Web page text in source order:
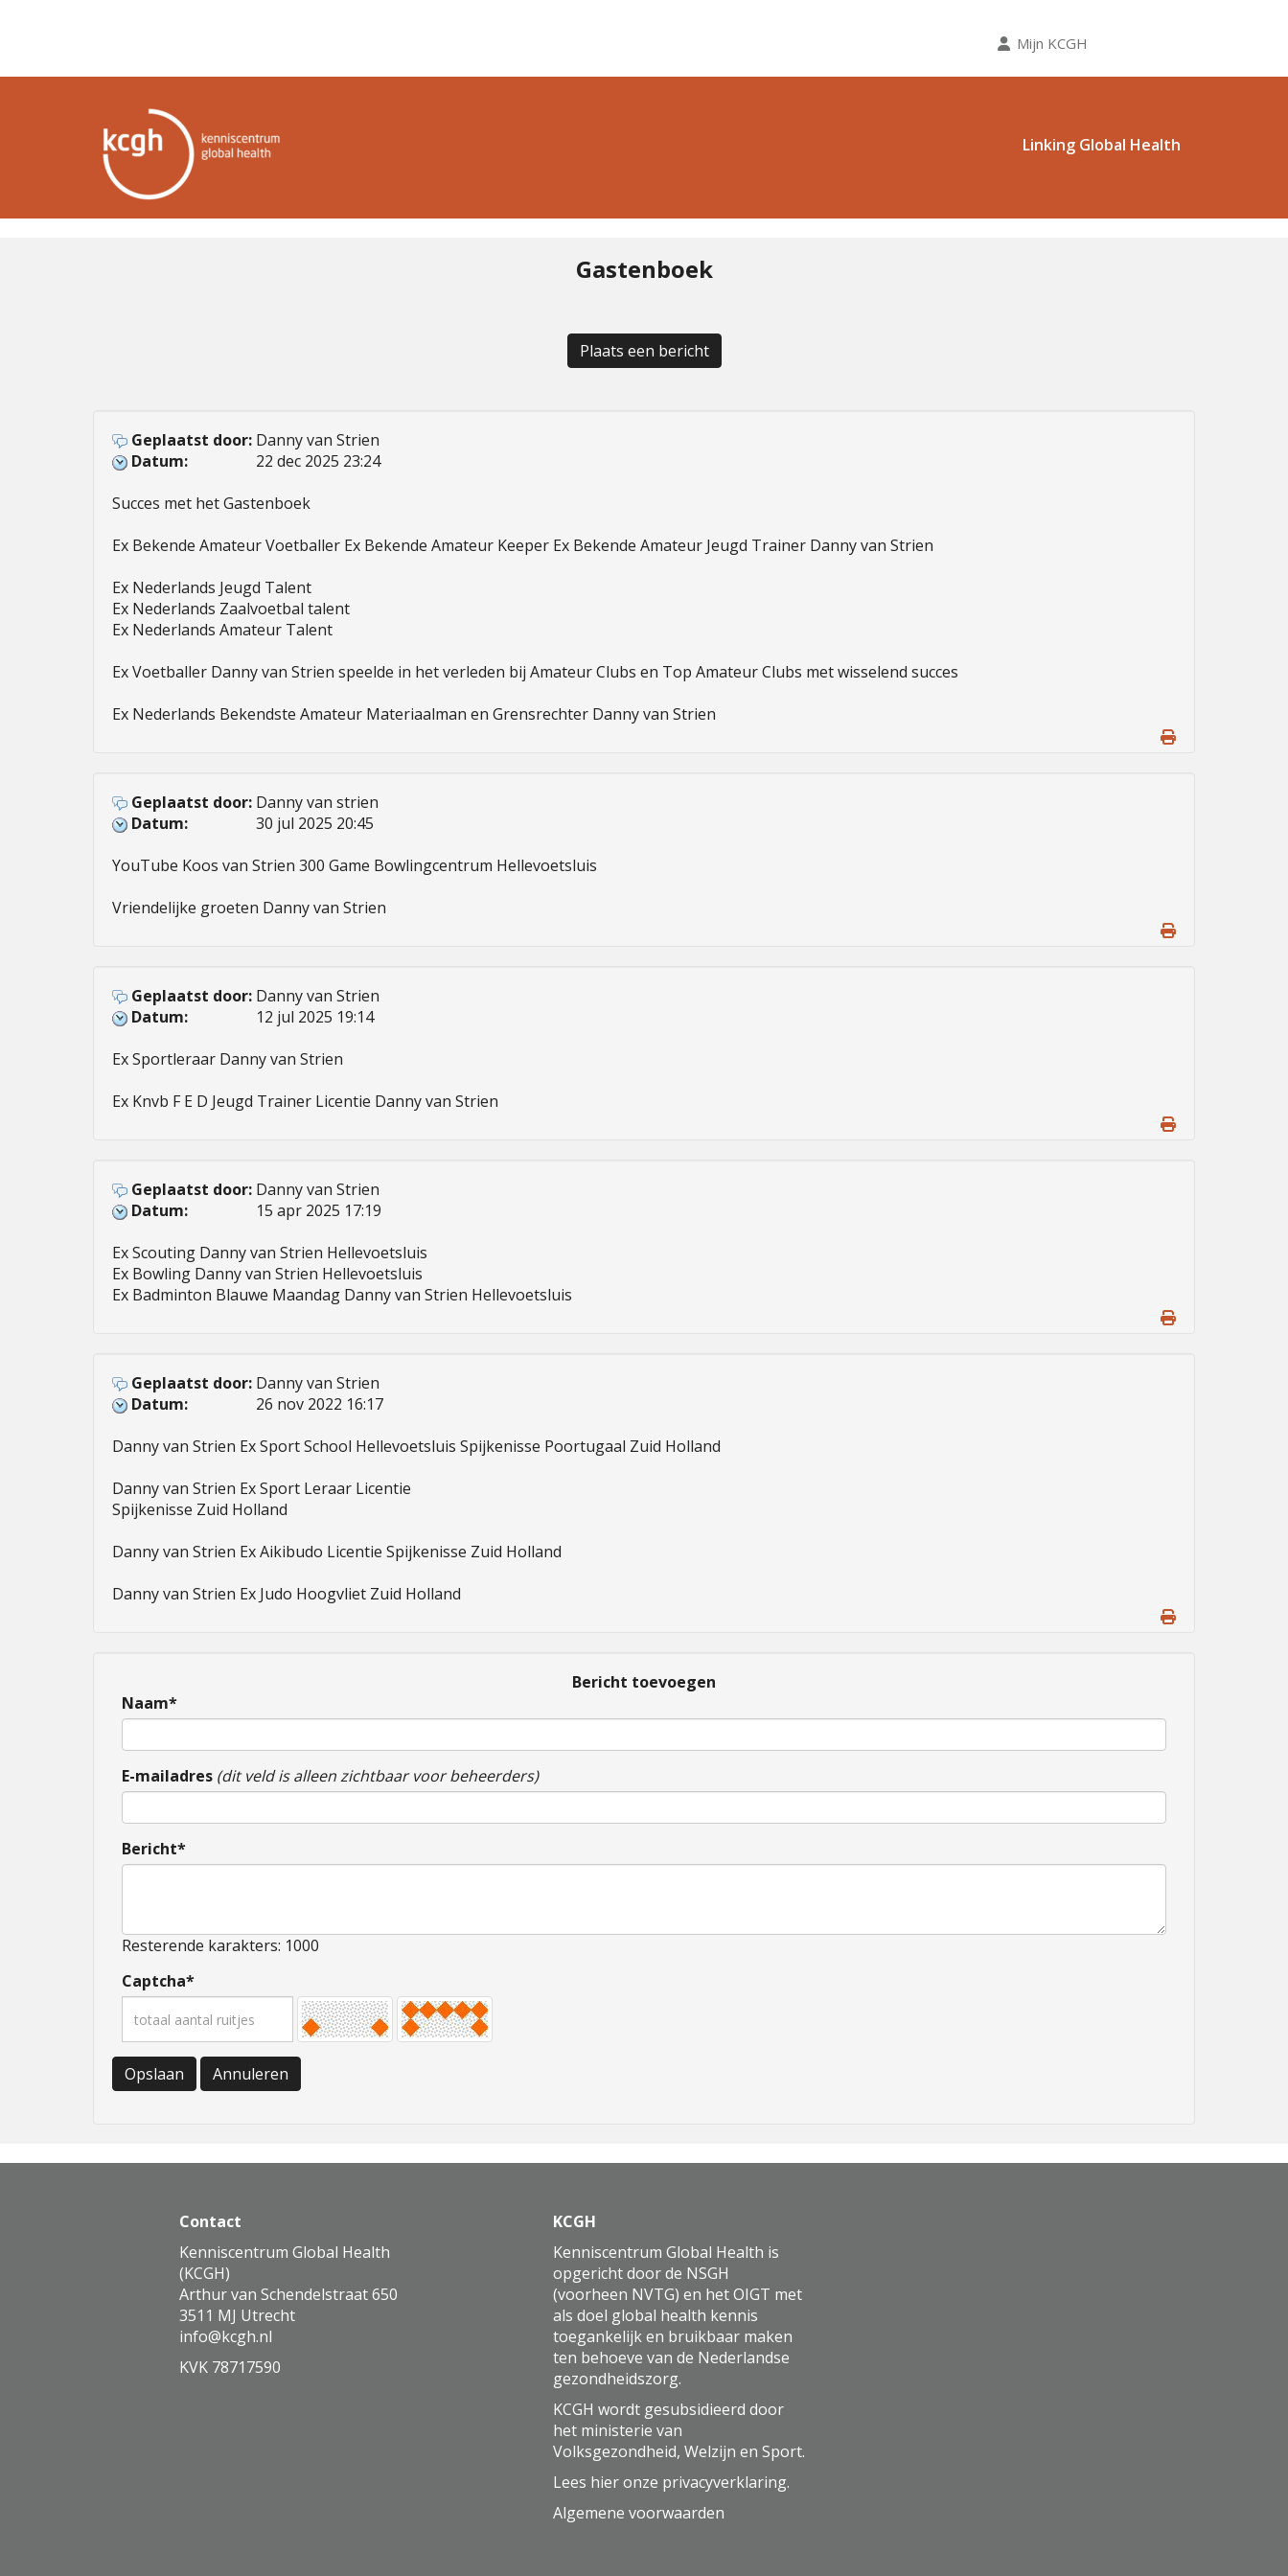
Mijn KCGH
Linking Global Health
Gastenboek
Plaats een bericht
Geplaatst door: Danny van Strien
Datum:
22 dec 2025 23:24
Succes met het Gastenboek
Ex Bekende Amateur Voetballer Ex Bekende Amateur Keeper Ex Bekende Amateur Jeugd Trainer Danny van Strien
Ex Nederlands Jeugd Talent
Ex Nederlands Zaalvoetbal talent
Ex Nederlands Amateur Talent
Ex Voetballer Danny van Strien speelde in het verleden bij Amateur Clubs en Top Amateur Clubs met wisselend succes
Ex Nederlands Bekendste Amateur Materiaalman en Grensrechter Danny van Strien
Geplaatst door: Danny van strien
Datum:
30 jul 2025 20:45
YouTube Koos van Strien 300 Game Bowlingcentrum Hellevoetsluis
Vriendelijke groeten Danny van Strien
Geplaatst door: Danny van Strien
Datum:
12 jul 2025 19:14
Ex Sportleraar Danny van Strien
Ex Knvb F E D Jeugd Trainer Licentie Danny van Strien
Geplaatst door: Danny van Strien
Datum:
15 apr 2025 17:19
Ex Scouting Danny van Strien Hellevoetsluis
Ex Bowling Danny van Strien Hellevoetsluis
Ex Badminton Blauwe Maandag Danny van Strien Hellevoetsluis
Geplaatst door: Danny van Strien
Datum:
26 nov 2022 16:17
Danny van Strien Ex Sport School Hellevoetsluis Spijkenisse Poortugaal Zuid Holland
Danny van Strien Ex Sport Leraar Licentie
Spijkenisse Zuid Holland
Danny van Strien Ex Aikibudo Licentie Spijkenisse Zuid Holland
Danny van Strien Ex Judo Hoogvliet Zuid Holland
Bericht toevoegen
Naam*
E-mailadres (dit veld is alleen zichtbaar voor beheerders)
Bericht*
Resterende karakters: 1000
Captcha*
Opslaan Annuleren
Contact
Kenniscentrum Global Health
(KCGH)
Arthur van Schendelstraat 650
3511 MJ Utrecht
ofni@kcgh.nl
KVK 78717590
KCGH
Kenniscentrum Global Health is
opgericht door de NSGH
(voorheen NVTG) en het OIGT met
als doel global health kennis
toegankelijk en bruikbaar maken
ten behoeve van de Nederlandse
gezondheidszorg.
KCGH wordt gesubsidieerd door
het ministerie van
Volksgezondheid, Welzijn en Sport.
Lees hier onze privacyverklaring.
Algemene voorwaarden